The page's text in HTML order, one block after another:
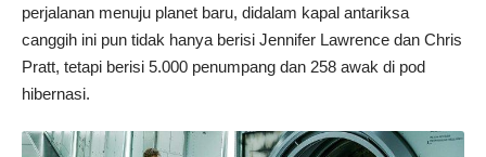
perjalanan menuju planet baru, didalam kapal antariksa
canggih ini pun tidak hanya berisi Jennifer Lawrence dan Chris
Pratt, tetapi berisi 5.000 penumpang dan 258 awak di pod
hibernasi.